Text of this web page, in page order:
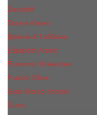
Davidoff
Donna Karan
Дольче & Габбана
Elizabeth Arden
Escentric Molecules
Franck Oliver
Gian Marco Venturi
Gucci